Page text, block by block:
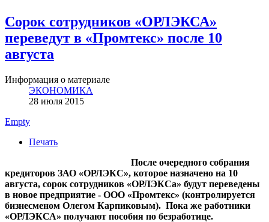
Сорок сотрудников «ОРЛЭКСА»
переведут в «Промтекс» после 10
августа
Информация о материале
ЭКОНОМИКА
28 июля 2015
Empty
Печать
После очередного собрания
кредиторов ЗАО «ОРЛЭКС», которое назначено на 10
августа, сорок сотрудников «ОРЛЭКСа» будут переведены
в новое предприятие - ООО «Промтекс» (контролируется
бизнесменом Олегом Карпиковым). Пока же работники
«ОРЛЭКСА» получают пособия по безработице.